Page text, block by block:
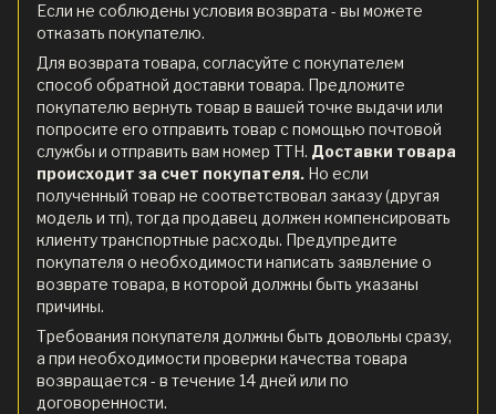
Если не соблюдены условия возврата - вы можете
отказать покупателю.
Для возврата товара, согласуйте с покупателем
способ обратной доставки товара. Предложите
покупателю вернуть товар в вашей точке выдачи или
попросите его отправить товар с помощью почтовой
службы и отправить вам номер ТТН. Доставки товара
происходит за счет покупателя. Но если
полученный товар не соответствовал заказу (другая
модель и тп), тогда продавец должен компенсировать
клиенту транспортные расходы. Предупредите
покупателя о необходимости написать заявление о
возврате товара, в которой должны быть указаны
причины.
Требования покупателя должны быть довольны сразу,
а при необходимости проверки качества товара
возвращается - в течение 14 дней или по
договоренности.